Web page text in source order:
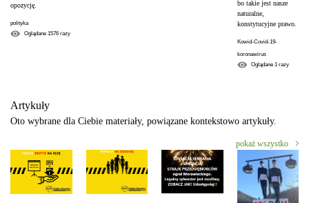
opozycję.
polityka
Oglądane 1576 razy
bo takie jest nasze
naturalne,
konstytucyjne prawo.
Kowid-Covid-19-
koronawirus
Oglądane1 razy
Artykuły
Oto wybrane dla Ciebie materiały, powiązane kontekstowo artykuły.
pokaż wszystko